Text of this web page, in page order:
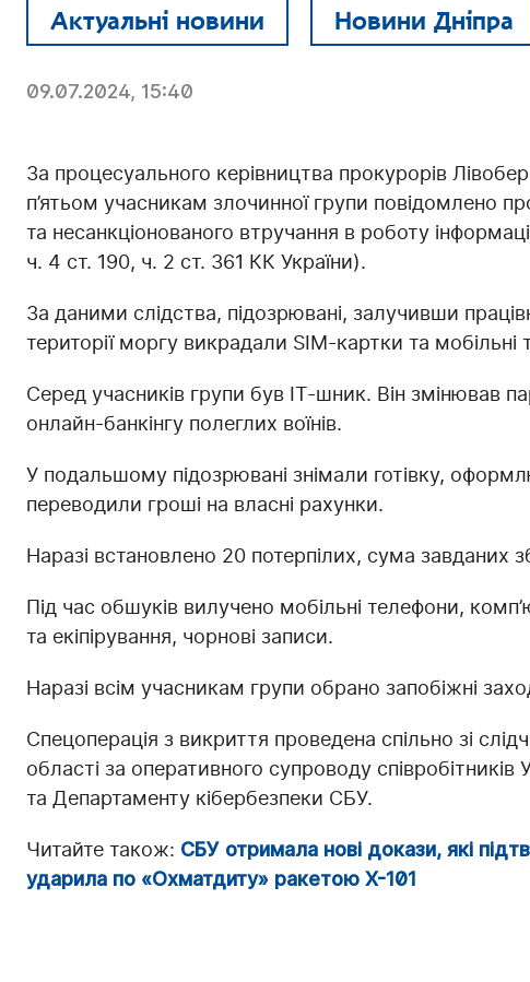
Актуальні новини Новини Дніпра
09.07.2024, 15:40
За процесуального керівництва прокурорів
п’ятьом учасникам злочинної групи повідомлено
та несанкціонованого втручання в роботу
ч. 4 ст. 190, ч. 2 ст. 361 КК України).
За даними слідства, підозрювані, залучивши
території моргу викрадали SIM-картки та
Серед учасників групи був ІТ-шник. Він змінював
онлайн-банкінгу полеглих воїнів.
У подальшому підозрювані знімали готівку,
переводили гроші на власні рахунки.
Наразі встановлено 20 потерпілих, сума завданих
Під час обшуків вилучено мобільні телефони,
та екіпірування, чорнові записи.
Наразі всім учасникам групи обрано запобіжні
Спецоперація з викриття проведена спільно зі
області за оперативного супроводу співробітників
та Департаменту кібербезпеки СБУ.
Читайте також: СБУ отримала нові докази, які
ударила по «Охматдиту» ракетою Х-101